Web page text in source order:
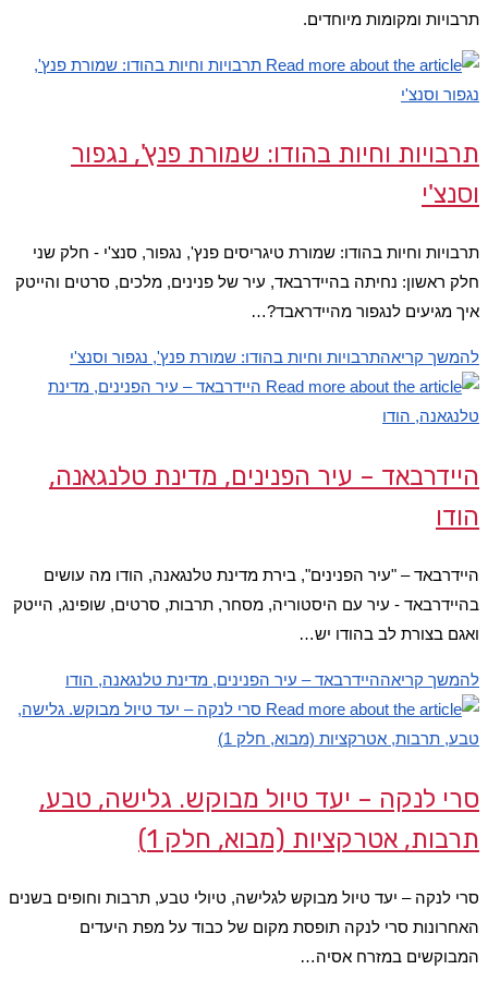
תרבויות ומקומות מיוחדים.
תרבויות וחיות בהודו: שמורת פנץ', נגפור
וסנצ'י
תרבויות וחיות בהודו: שמורת טיגריסים פנץ', נגפור, סנצ'י - חלק שני
חלק ראשון: נחיתה בהיידרבאד, עיר של פנינים, מלכים, סרטים והייטק
איך מגיעים לנגפור מהיידראבד?…
להמשך קריאהתרבויות וחיות בהודו: שמורת פנץ', נגפור וסנצ'י
היידרבאד – עיר הפנינים, מדינת טלנגאנה,
הודו
היידרבאד – "עיר הפנינים", בירת מדינת טלנגאנה, הודו מה עושים
בהיידרבאד - עיר עם היסטוריה, מסחר, תרבות, סרטים, שופינג, הייטק
ואגם בצורת לב בהודו יש…
להמשך קריאההיידרבאד – עיר הפנינים, מדינת טלנגאנה, הודו
סרי לנקה – יעד טיול מבוקש. גלישה, טבע,
תרבות, אטרקציות (מבוא, חלק 1)
סרי לנקה – יעד טיול מבוקש לגלישה, טיולי טבע, תרבות וחופים בשנים
האחרונות סרי לנקה תופסת מקום של כבוד על מפת היעדים
המבוקשים במזרח אסיה…